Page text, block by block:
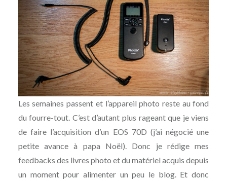
Les semaines passent et l’appareil photo reste au fond
du fourre-tout. C’est d’autant plus rageant que je viens
de faire l’acquisition d’un EOS 70D (j’ai négocié une
petite avance à papa Noël). Donc je rédige mes
feedbacks des livres photo et du matériel acquis depuis
un moment pour alimenter un peu le blog. Et donc